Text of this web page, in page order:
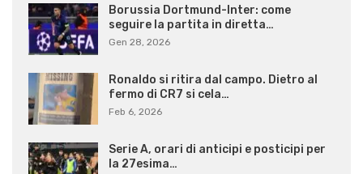
Borussia Dortmund-Inter: come
seguire la partita in diretta…
Gen 28, 2026
Ronaldo si ritira dal campo. Dietro al
fermo di CR7 si cela…
Feb 6, 2026
Serie A, orari di anticipi e posticipi per
la 27esima…